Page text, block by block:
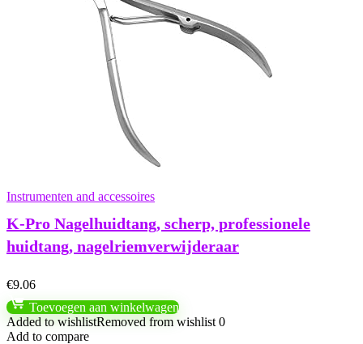
Instrumenten and accessoires
K-Pro Nagelhuidtang, scherp, professionele
huidtang, nagelriemverwijderaar
€9.06
Toevoegen aan winkelwagen
Added to wishlistRemoved from wishlist 0
Add to compare